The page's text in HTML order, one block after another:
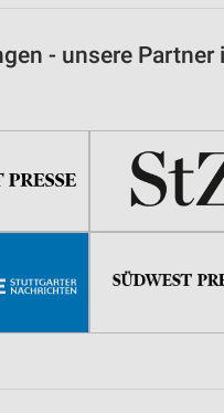
- unsere Partner